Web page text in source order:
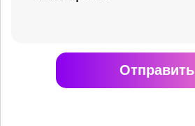
Отправить